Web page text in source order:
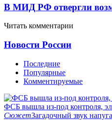
В МИД РФ отвергли
Читать комментарии
Новости России
Последние
Популярные
Комментируемые
ФСБ вышла из-под контроля,
СюжетЗагадочный звук